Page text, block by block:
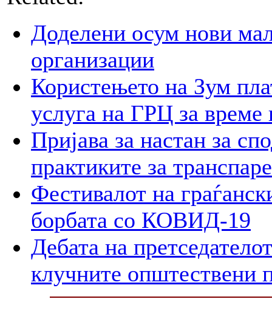
Доделени осум нови
организации
Користењето на Зум
услуга на ГРЦ за време
Пријава за настан за
практиките за
Фестивалот на
борбата со КОВИД-19
Дебата на
клучните општествени